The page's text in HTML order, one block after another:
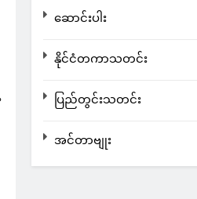
ဆောင်းပါး
နိုင်ငံတကာသတင်း
ပြည်တွင်းသတင်း
အင်တာဗျုး